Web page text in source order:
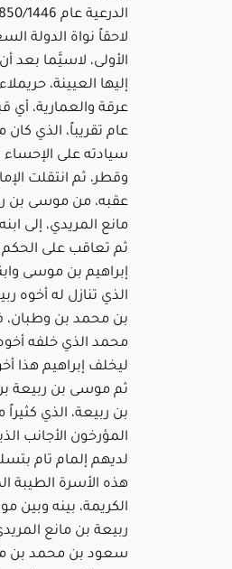
لاحقاً نواة الدولة
الأولى، لاسيَّما بعد
إليها العيينة،
عرقة والعمارية، أي
عام تقريباً، الذي
سيادته على
وقطر، ثم انتقلت
عقبه، من موسى بن
مانع المريدي، إلى
ثم تعاقب على
إبراهيم بن موسى
الذي تنازل له أخوه
بن محمد بن وطبان،
محمد الذي خلفه أخوه
ليخلف إبراهيم هذا
ثم موسى بن ربيعة
بن ربيعة، الذي
المؤرخون الأجانب
لديهم إلمام تام
هذه الأسرة الطيبة
الكريمة، بينه وبين
ربيعة بن مانع
سعود بن محمد بن